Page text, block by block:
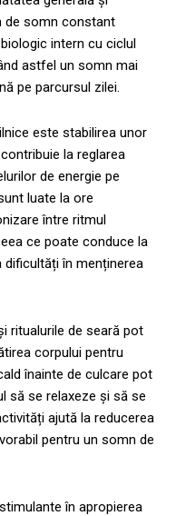
de somn constant
intern cu ciclul
astfel un somn mai
pe parcursul zilei.
este stabilirea unor
la reglarea
de energie pe
luate la ore
între ritmul
ce poate conduce la
dificultăți în menținerea
ritualurile de seară pot
corpului pentru
înainte de culcare pot
să se relaxeze și să se
ajută la reducerea
pentru un somn de
în apropierea